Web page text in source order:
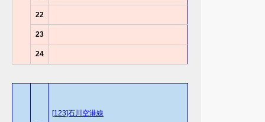
22
23
24
[123]石川空港線